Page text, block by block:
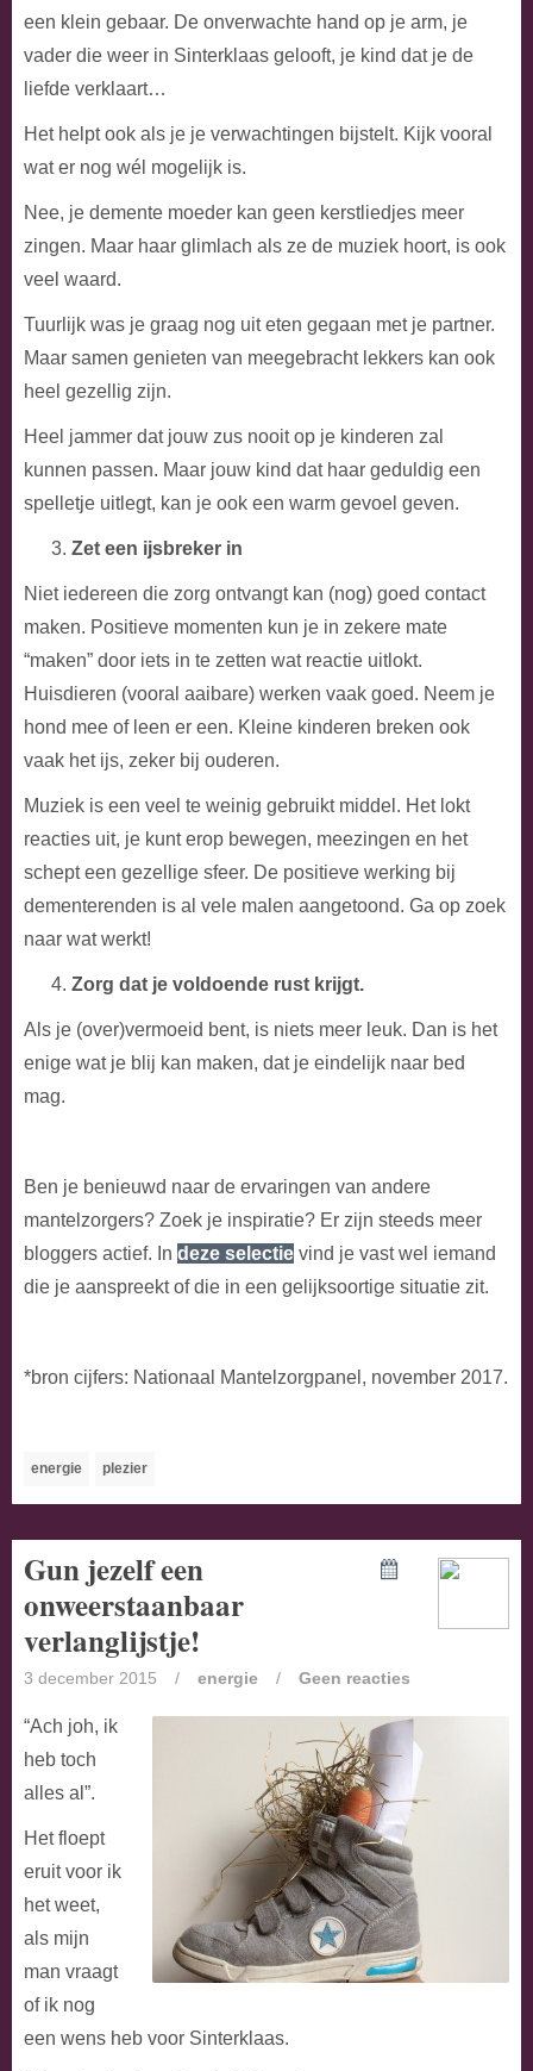
een klein gebaar. De onverwachte hand op je arm, je
vader die weer in Sinterklaas gelooft, je kind dat je de
liefde verklaart…
Het helpt ook als je je verwachtingen bijstelt. Kijk vooral
wat er nog wél mogelijk is.
Nee, je demente moeder kan geen kerstliedjes meer
zingen. Maar haar glimlach als ze de muziek hoort, is ook
veel waard.
Tuurlijk was je graag nog uit eten gegaan met je partner.
Maar samen genieten van meegebracht lekkers kan ook
heel gezellig zijn.
Heel jammer dat jouw zus nooit op je kinderen zal
kunnen passen. Maar jouw kind dat haar geduldig een
spelletje uitlegt, kan je ook een warm gevoel geven.
Zet een ijsbreker in
Niet iedereen die zorg ontvangt kan (nog) goed contact
maken. Positieve momenten kun je in zekere mate
“maken” door iets in te zetten wat reactie uitlokt.
Huisdieren (vooral aaibare) werken vaak goed. Neem je
hond mee of leen er een. Kleine kinderen breken ook
vaak het ijs, zeker bij ouderen.
Muziek is een veel te weinig gebruikt middel. Het lokt
reacties uit, je kunt erop bewegen, meezingen en het
schept een gezellige sfeer. De positieve werking bij
dementerenden is al vele malen aangetoond. Ga op zoek
naar wat werkt!
Zorg dat je voldoende rust krijgt.
Als je (over)vermoeid bent, is niets meer leuk. Dan is het
enige wat je blij kan maken, dat je eindelijk naar bed
mag.
Ben je benieuwd naar de ervaringen van andere
mantelzorgers? Zoek je inspiratie? Er zijn steeds meer
bloggers actief. In deze selectie vind je vast wel iemand
die je aanspreekt of die in een gelijksoortige situatie zit.
*bron cijfers: Nationaal Mantelzorgpanel, november 2017.
energie plezier
Gun jezelf een
onweerstaanbaar
verlanglijstje!
3 december 2015 / energie / Geen reacties
“Ach joh, ik
heb toch
alles al”.
Het floept
eruit voor ik
het weet,
als mijn
man vraagt
of ik nog
een wens heb voor Sinterklaas.